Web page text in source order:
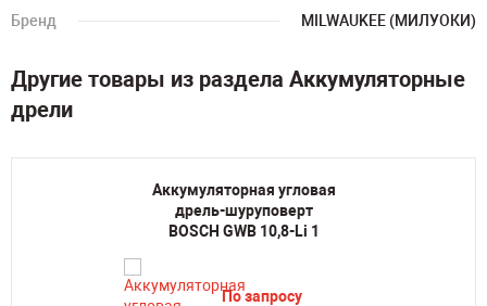
Бренд
MILWAUKEE (МИЛУОКИ)
Другие товары из раздела Аккумуляторные
дрели
Аккумуляторная угловая
дрель-шуруповерт
BOSCH GWB 10,8-Li 1
По запросу